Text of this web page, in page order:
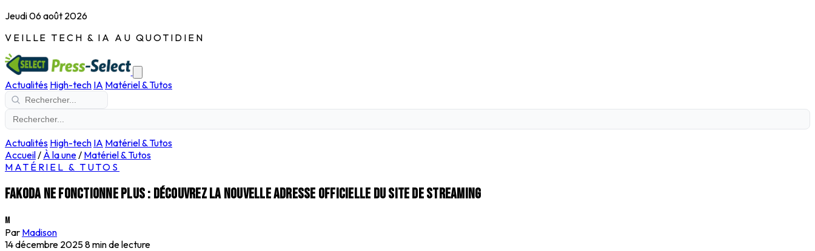
Jeudi 06 août 2026
VEILLE TECH & IA AU QUOTIDIEN
Actualités High-tech IA Matériel & Tutos
Actualités High-tech IA Matériel & Tutos
Accueil/ À la une/ Matériel & Tutos
MATÉRIEL & TUTOS
Fakoda ne fonctionne plus : découvrez la nouvelle adresse officielle du site de streaming
M
Par Madison
14 décembre 20258 min de lecture